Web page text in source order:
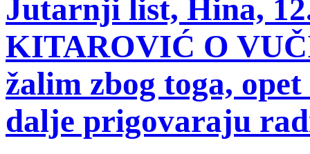
Jutarnji list, Hina,
KITAROVIĆ O
žalim zbog toga,
dalje prigovaraju